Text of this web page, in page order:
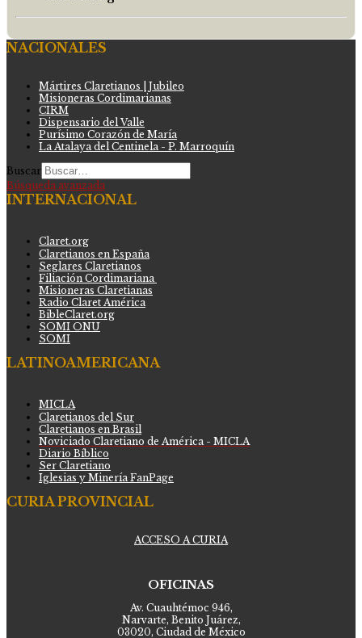
NACIONALES
Mártires Claretianos | Jubileo
Misioneras Cordimarianas
CIRM
Dispensario del Valle
Purísimo Corazón de María
La Atalaya del Centinela - P. Marroquín
Buscar
Búsqueda avanzada
INTERNACIONAL
Claret.org
Claretianos en España
Seglares Claretianos
Filiación Cordimariana
Misioneras Claretianas
Radio Claret América
BibleClaret.org
SOMI ONU
SOMI
LATINOAMERICANA
MICLA
Claretianos del Sur
Claretianos en Brasil
Noviciado Claretiano de América - MICLA
Diario Bíblico
Ser Claretiano
Iglesias y Minería FanPage
CURIA PROVINCIAL
ACCESO A CURIA
OFICINAS
Av. Cuauhtémoc 946,
Narvarte, Benito Juárez,
03020, Ciudad de México